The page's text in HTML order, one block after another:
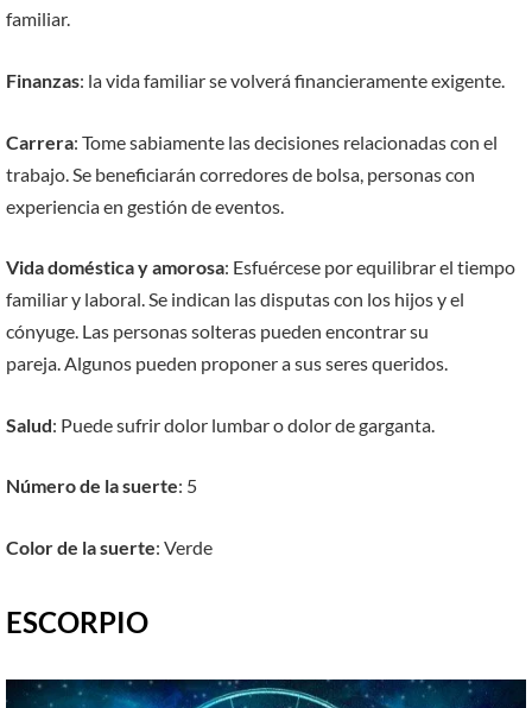
familiar.
Finanzas: la vida familiar se volverá financieramente exigente.
Carrera: Tome sabiamente las decisiones relacionadas con el
trabajo. Se beneficiarán corredores de bolsa, personas con
experiencia en gestión de eventos.
Vida doméstica y amorosa: Esfuércese por equilibrar el tiempo
familiar y laboral. Se indican las disputas con los hijos y el
cónyuge. Las personas solteras pueden encontrar su
pareja. Algunos pueden proponer a sus seres queridos.
Salud: Puede sufrir dolor lumbar o dolor de garganta.
Número de la suerte: 5
Color de la suerte: Verde
ESCORPIO